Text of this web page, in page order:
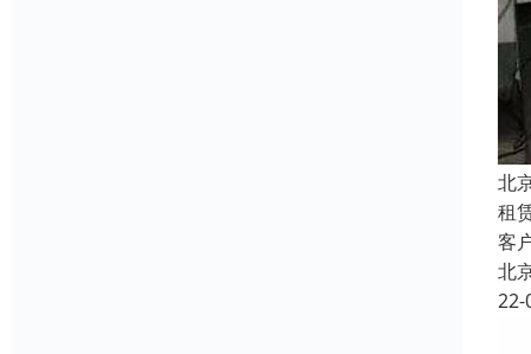
北
租
客
北
22-